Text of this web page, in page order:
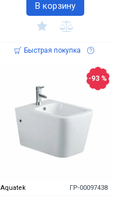
В корзину
Быстрая покупка
-93 %
Aquatek ГР-00097438